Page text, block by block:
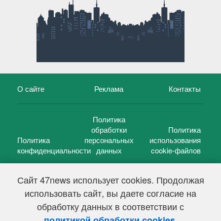
Сайт 47news использует cookies. Продолжая
использовать сайт, вы даете согласие на
обработку данных в соответствии с
О сайте Реклама Контакты
Политика
конфиденциальности
Политика
обработки
персональных
данных
Политика
использования
cookie-файлов
47 новостей (47 news)2005 — 2026 г.
Свидетельство о регистрации СМИ Эл № ФС 77-39848, выдано
Федеральной службой по надзору в сфере связи,